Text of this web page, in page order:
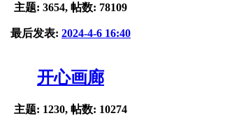
主题: 3654, 帖数: 78109
最后发表: 2024-4-6 16:40
开心画廊
主题: 1230, 帖数: 10274